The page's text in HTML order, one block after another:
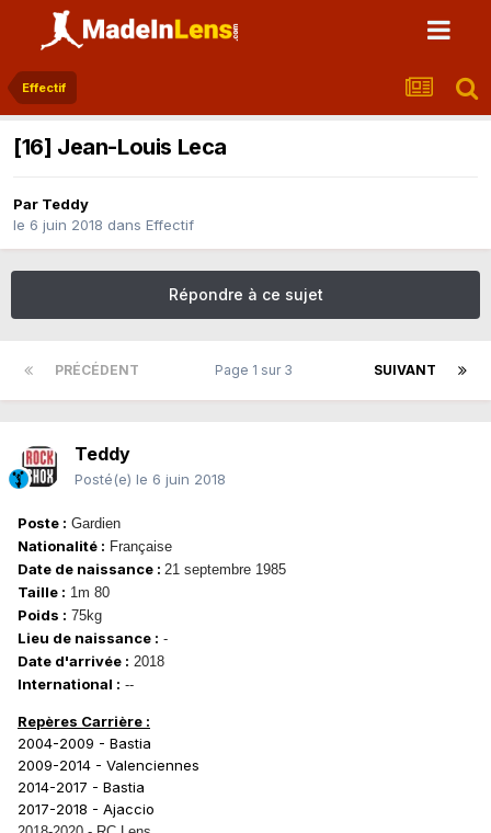
Effectif
[16] Jean-Louis Leca
Par Teddy
le 6 juin 2018 dans Effectif
Répondre à ce sujet
PRÉCÉDENT SUIVANT
Page 1 sur 3
Teddy
Posté(e) le 6 juin 2018
Poste : Gardien
Nationalité : Française
Date de naissance : 21 septembre 1985
Taille : 1m 80
Poids : 75kg
Lieu de naissance : -
Date d'arrivée : 2018
International : --
Repères Carrière :
2004-2009 - Bastia
2009-2014 - Valenciennes
2014-2017 - Bastia
2017-2018 - Ajaccio